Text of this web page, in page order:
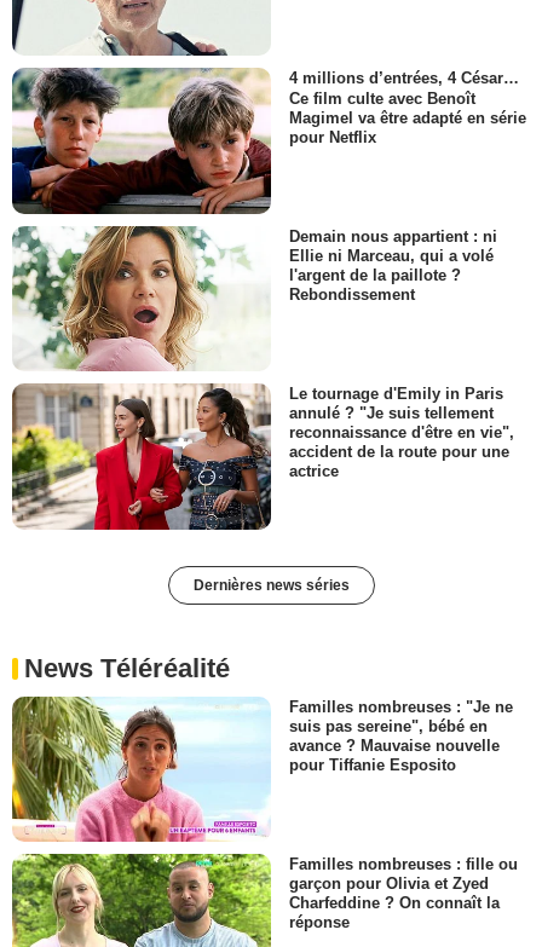
4 millions d’entrées, 4 César…
Ce film culte avec Benoît
Magimel va être adapté en série
pour Netflix
Demain nous appartient : ni
Ellie ni Marceau, qui a volé
l'argent de la paillote ?
Rebondissement
Le tournage d'Emily in Paris
annulé ? "Je suis tellement
reconnaissance d'être en vie",
accident de la route pour une
actrice
Dernières news séries
News Téléréalité
Familles nombreuses : "Je ne
suis pas sereine", bébé en
avance ? Mauvaise nouvelle
pour Tiffanie Esposito
Familles nombreuses : fille ou
garçon pour Olivia et Zyed
Charfeddine ? On connaît la
réponse